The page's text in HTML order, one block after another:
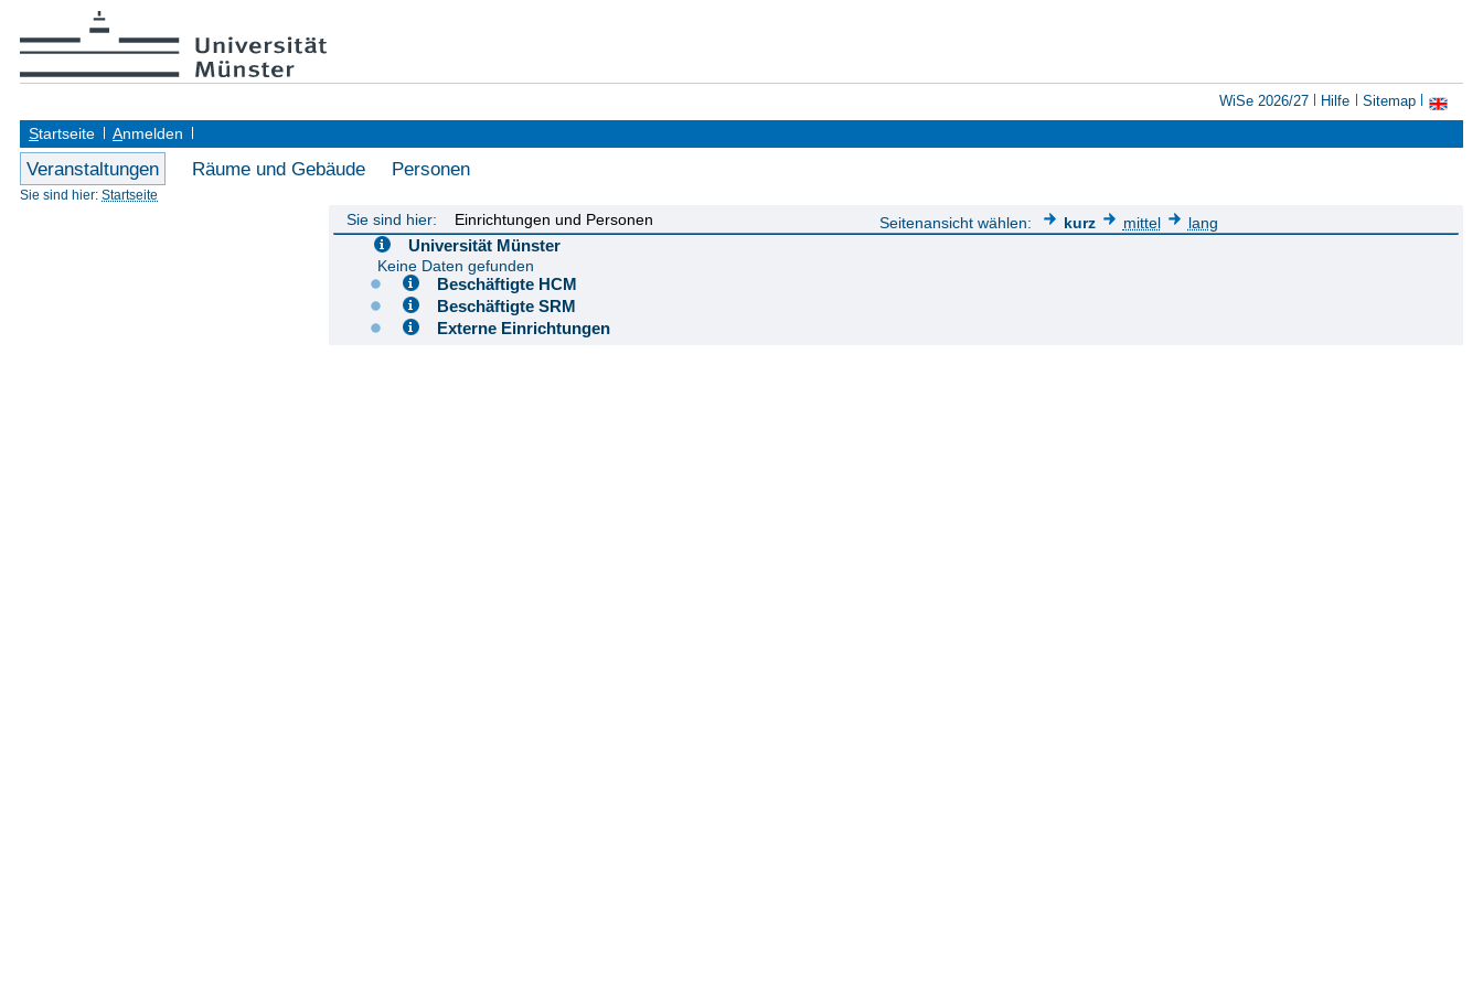
WiSe 2026/27 Hilfe
Sitemap
Startseite Anmelden
Veranstaltungen Räume und Gebäude Personen
Sie sind hier: Startseite
Sie sind hier: Einrichtungen und Personen Seitenansicht wählen: kurz mittel lang
Universität Münster
Keine Daten gefunden
Beschäftigte HCM
Beschäftigte SRM
Externe Einrichtungen